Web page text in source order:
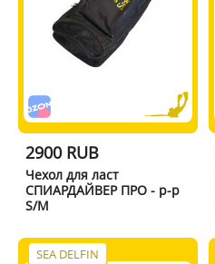
2900 RUB
Чехол для ласт
СПИАРДАЙВЕР ПРО - р-р
S/M
SEA DELFIN